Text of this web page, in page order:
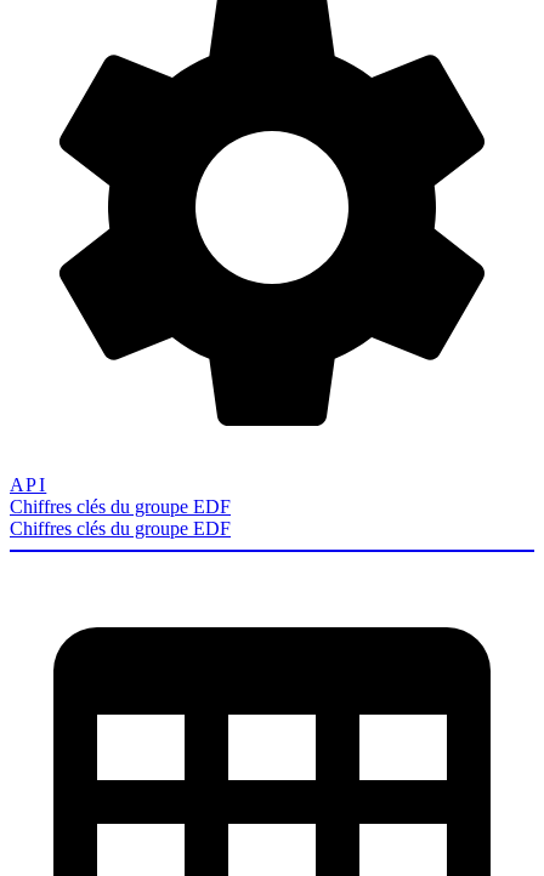
API
Chiffres clés du groupe EDF
Chiffres clés du groupe EDF